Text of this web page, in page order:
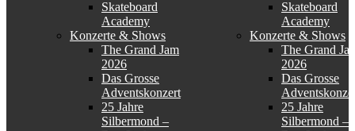
Skateboard
Academy
Konzerte & Shows
The Grand Jam
2026
Das Grosse
Adventskonzert
25 Jahre
Silbermond –
Skateboard
Academy
Konzerte & Shows
The Grand
2026
Das Grosse
25 Jahre
Silbermond –